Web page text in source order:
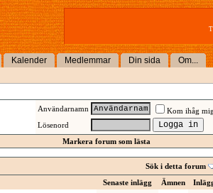
Kalender Medlemmar Din sida Om...
Användarnamn
Kom ihåg
Lösenord
Markera forum som lästa
Sök i detta forum
Senaste inlägg Ämnen